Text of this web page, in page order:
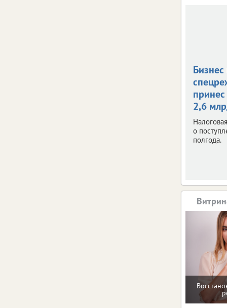
Бизнес
2,6
о
полгода.